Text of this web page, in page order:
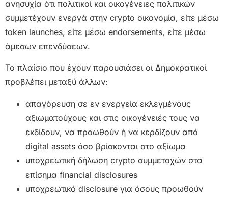
ανησυχία ότι πολιτικοί και οικογένειες πολιτικών
συμμετέχουν ενεργά στην crypto οικονομία, είτε μέσω
token launches, είτε μέσω endorsements, είτε μέσω
άμεσων επενδύσεων.
Το πλαίσιο που έχουν παρουσιάσει οι Δημοκρατικοί
προβλέπει μεταξύ άλλων:
απαγόρευση σε εν ενεργεία εκλεγμένους
αξιωματούχους και στις οικογένειές τους να
εκδίδουν, να προωθούν ή να κερδίζουν από
digital assets όσο βρίσκονται στο αξίωμα
υποχρεωτική δήλωση crypto συμμετοχών στα
επίσημα financial disclosures
υποχρεωτικό disclosure για όσους προωθούν